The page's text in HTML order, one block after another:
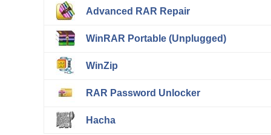
Advanced RAR Repair
WinRAR Portable (Unplugged)
WinZip
RAR Password Unlocker
Hacha